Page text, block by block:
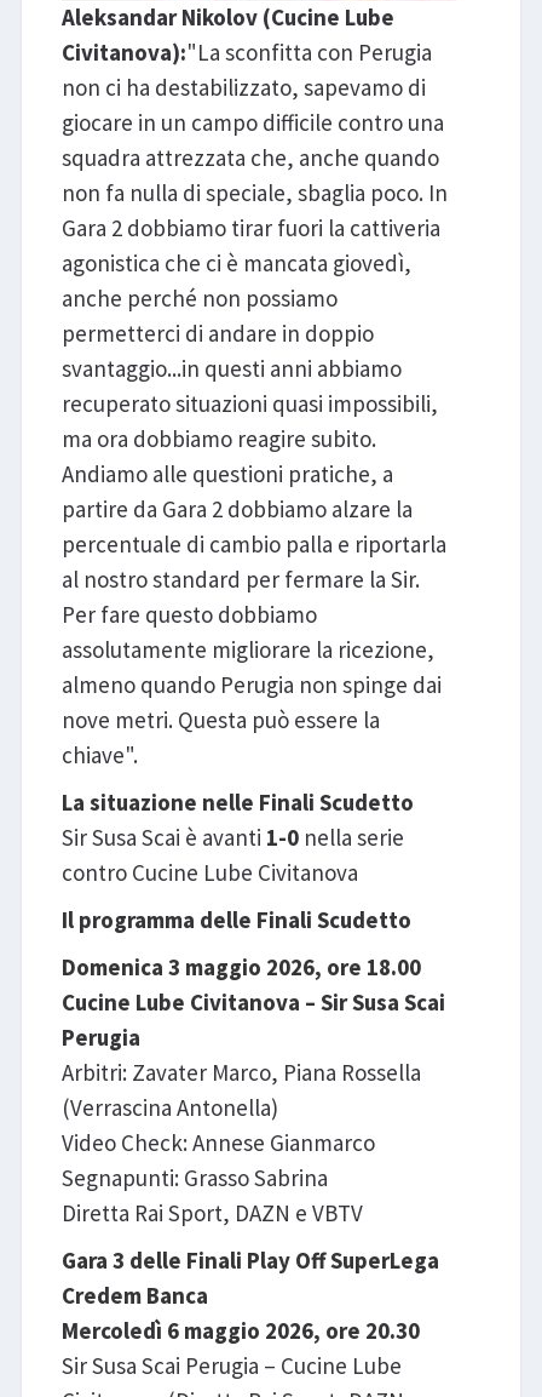
Aleksandar Nikolov (Cucine Lube
Civitanova):"La sconfitta con Perugia
non ci ha destabilizzato, sapevamo di
giocare in un campo difficile contro una
squadra attrezzata che, anche quando
non fa nulla di speciale, sbaglia poco. In
Gara 2 dobbiamo tirar fuori la cattiveria
agonistica che ci è mancata giovedì,
anche perché non possiamo
permetterci di andare in doppio
svantaggio...in questi anni abbiamo
recuperato situazioni quasi impossibili,
ma ora dobbiamo reagire subito.
Andiamo alle questioni pratiche, a
partire da Gara 2 dobbiamo alzare la
percentuale di cambio palla e riportarla
al nostro standard per fermare la Sir.
Per fare questo dobbiamo
assolutamente migliorare la ricezione,
almeno quando Perugia non spinge dai
nove metri. Questa può essere la
chiave".
La situazione nelle Finali Scudetto
Sir Susa Scai è avanti 1-0nella serie
contro Cucine Lube Civitanova
Il programma delle Finali Scudetto
Domenica 3 maggio 2026, ore 18.00
Cucine Lube Civitanova – Sir Susa Scai
Perugia
Arbitri: Zavater Marco, Piana Rossella
(Verrascina Antonella)
Video Check: Annese Gianmarco
Segnapunti: Grasso Sabrina
Diretta Rai Sport, DAZN e VBTV
Gara 3 delle Finali Play Off SuperLega
Credem Banca
Mercoledì 6 maggio 2026, ore 20.30
Sir Susa Scai Perugia – Cucine Lube